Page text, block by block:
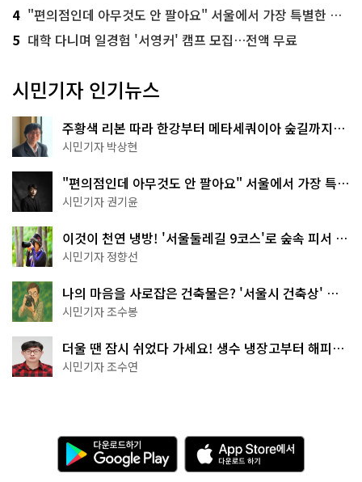
4 "편의점인데 아무것도 안 팔아요" 서울에서 가장 특별한 편의점의 정체
5 대학 다니며 일경험 '서영커' 캠프 모집…전액 무료
시민기자 인기뉴스
주황색 리본 따라 한강부터 메타세쿼이아 숲길까지…
서울둘레길 15코스
시민기자 박상현
"편의점인데 아무것도 안 팔아요" 서울에서 가장 특별
한 편의점의 정체
시민기자 권기윤
이것이 천연 냉방! '서울둘레길 9코스'로 숲속 피서 떠
나볼까
시민기자 정향선
나의 마음을 사로잡은 건축물은? '서울시 건축상' 수
상작 공개!
시민기자 조수봉
더울 땐 잠시 쉬었다 가세요! 생수 냉장고부터 해피소
·무더위쉼터까지
시민기자 조수연
다
운
로
A
p
p